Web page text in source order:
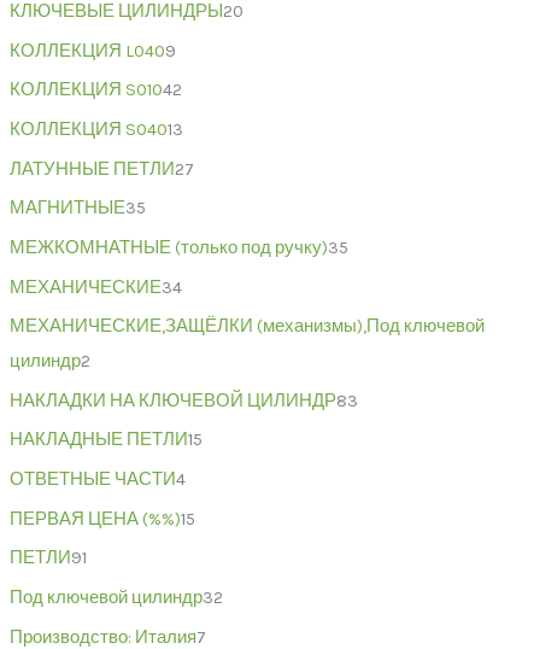
КЛЮЧЕВЫЕ ЦИЛИНДРЫ 20
КОЛЛЕКЦИЯ L0409
КОЛЛЕКЦИЯ S01042
КОЛЛЕКЦИЯ S04013
ЛАТУННЫЕ ПЕТЛИ27
МАГНИТНЫЕ35
МЕЖКОМНАТНЫЕ (только под ручку)35
МЕХАНИЧЕСКИЕ34
МЕХАНИЧЕСКИЕ,ЗАЩЁЛКИ (механизмы),Под ключевой
цилиндр2
НАКЛАДКИ НА КЛЮЧЕВОЙ ЦИЛИНДР83
НАКЛАДНЫЕ ПЕТЛИ15
ОТВЕТНЫЕ ЧАСТИ4
ПЕРВАЯ ЦЕНА (%%)15
ПЕТЛИ91
Под ключевой цилиндр32
Производство: Италия7